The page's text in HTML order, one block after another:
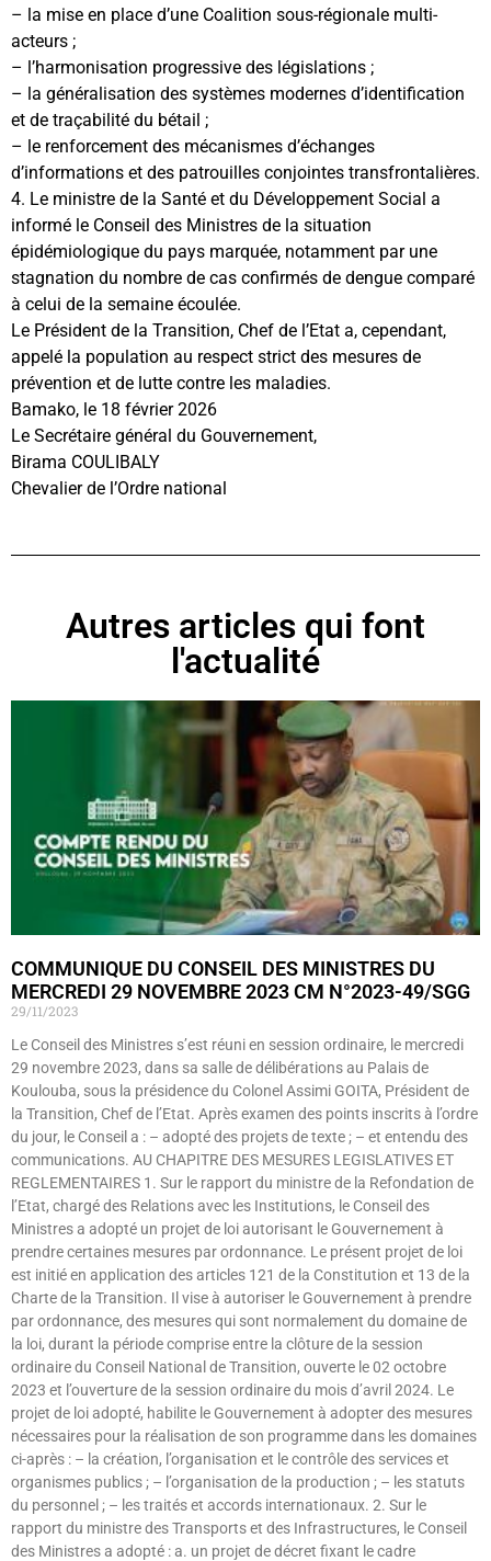
– la mise en place d’une Coalition sous-régionale multi-
acteurs ;
– l’harmonisation progressive des législations ;
– la généralisation des systèmes modernes d’identification
et de traçabilité du bétail ;
– le renforcement des mécanismes d’échanges
d’informations et des patrouilles conjointes transfrontalières.
4. Le ministre de la Santé et du Développement Social a
informé le Conseil des Ministres de la situation
épidémiologique du pays marquée, notamment par une
stagnation du nombre de cas confirmés de dengue comparé
à celui de la semaine écoulée.
Le Président de la Transition, Chef de l’Etat a, cependant,
appelé la population au respect strict des mesures de
prévention et de lutte contre les maladies.
Bamako, le 18 février 2026
Le Secrétaire général du Gouvernement,
Birama COULIBALY
Chevalier de l’Ordre national
Autres articles qui font
l'actualité
COMMUNIQUE DU CONSEIL DES MINISTRES DU
MERCREDI 29 NOVEMBRE 2023 CM N°2023-49/SGG
29/11/2023
Le Conseil des Ministres s’est réuni en session ordinaire, le mercredi
29 novembre 2023, dans sa salle de délibérations au Palais de
Koulouba, sous la présidence du Colonel Assimi GOITA, Président de
la Transition, Chef de l’Etat. Après examen des points inscrits à l’ordre
du jour, le Conseil a : – adopté des projets de texte ; – et entendu des
communications. AU CHAPITRE DES MESURES LEGISLATIVES ET
REGLEMENTAIRES 1. Sur le rapport du ministre de la Refondation de
l’Etat, chargé des Relations avec les Institutions, le Conseil des
Ministres a adopté un projet de loi autorisant le Gouvernement à
prendre certaines mesures par ordonnance. Le présent projet de loi
est initié en application des articles 121 de la Constitution et 13 de la
Charte de la Transition. Il vise à autoriser le Gouvernement à prendre
par ordonnance, des mesures qui sont normalement du domaine de
la loi, durant la période comprise entre la clôture de la session
ordinaire du Conseil National de Transition, ouverte le 02 octobre
2023 et l’ouverture de la session ordinaire du mois d’avril 2024. Le
projet de loi adopté, habilite le Gouvernement à adopter des mesures
nécessaires pour la réalisation de son programme dans les domaines
ci-après : – la création, l’organisation et le contrôle des services et
organismes publics ; – l’organisation de la production ; – les statuts
du personnel ; – les traités et accords internationaux. 2. Sur le
rapport du ministre des Transports et des Infrastructures, le Conseil
des Ministres a adopté : a. un projet de décret fixant le cadre